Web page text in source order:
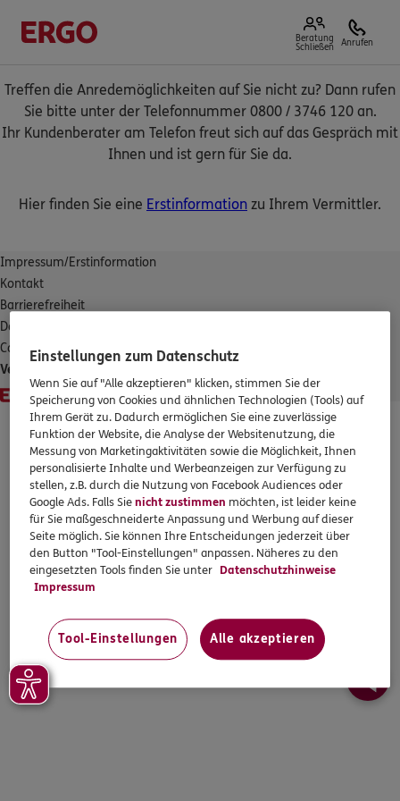
Beratung
Schließen
Anrufen
Treffen die Anredemöglichkeiten auf Sie nicht zu? Dann rufen
Sie bitte unter der Telefonnummer 0800 / 3746 120 an.
Ihr Kundenberater am Telefon freut sich auf das Gespräch mit
Ihnen und ist gern für Sie da.
Hier finden Sie eine Erstinformation zu Ihrem Vermittler.
Impressum/Erstinformation
Kontakt
Barrierefreiheit
Datenschutz
Cookies
Vertrag widerrufen
© 2026 ERGO. Alle Rechte vorbehalten.
Einstellungen zum Datenschutz
Wenn Sie auf "Alle akzeptieren" klicken, stimmen Sie der
Speicherung von Cookies und ähnlichen Technologien (Tools) auf
Ihrem Gerät zu. Dadurch ermöglichen Sie eine zuverlässige
Funktion der Website, die Analyse der Websitenutzung, die
Messung von Marketingaktivitäten sowie die Möglichkeit, Ihnen
personalisierte Inhalte und Werbeanzeigen zur Verfügung zu
stellen, z.B. durch die Nutzung von Facebook Audiences oder
Google Ads. Falls Sienicht zustimmen möchten, ist leider keine
für Sie maßgeschneiderte Anpassung und Werbung auf dieser
Seite möglich. Sie können Ihre Entscheidungen jederzeit über
den Button "Tool-Einstellungen" anpassen. Näheres zu den
eingesetzten Tools finden Sie unter Datenschutzhinweise
Impressum
Tool-Einstellungen Alle akzeptieren